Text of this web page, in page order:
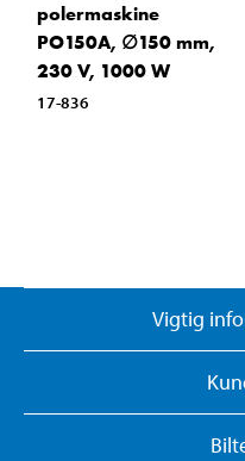
polermaskine
PO150A, ∅150 mm,
230 V, 1000 W
17-836
Vigtig